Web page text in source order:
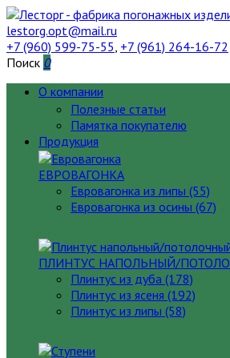
lestorg.opt@mail.ru
+7 (960) 599-75-55, +7 (961) 264-16-72
Поиск 0
О компании
Полезные статьи
Памятка покупателю
Продукция
ЕВРОВАГОНКА
Евровагонка из липы (55)
Евровагонка из осины (67)
ПЛИНТУС НАПОЛЬНЫЙ/
Плинтус из дуба (178)
Плинтус из ясеня (192)
Плинтус из липы (58)